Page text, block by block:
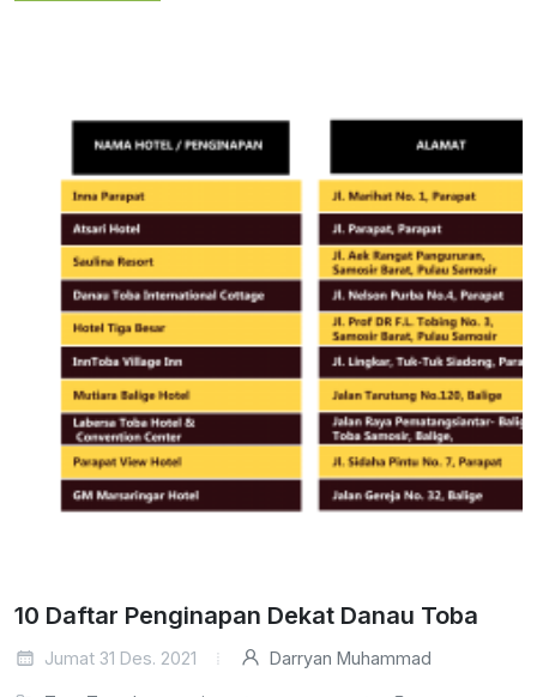
10 Daftar Penginapan Dekat Danau Toba
Jumat 31 Des. 2021 Darryan Muhammad